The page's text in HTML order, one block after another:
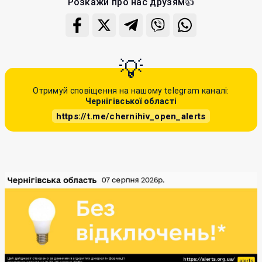
Отримуй сповіщення на нашому telegram каналі:
Чернігівської області
https://t.me/chernihiv_open_alerts